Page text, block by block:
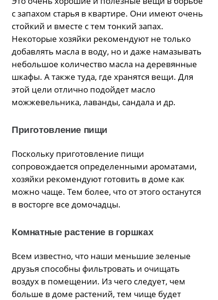
с запахом старья в квартире. Они имеют очень
стойкий и вместе с тем тонкий запах.
Некоторые хозяйки рекомендуют не только
добавлять масла в воду, но и даже намазывать
небольшое количество масла на деревянные
шкафы. А также туда, где хранятся вещи. Для
этой цели отлично подойдет масло
можжевельника, лаванды, сандала и др.
Приготовление пищи
Поскольку приготовление пищи
сопровождается определенными ароматами,
хозяйки рекомендуют готовить в доме как
можно чаще. Тем более, что от этого останутся
в восторге все домочадцы.
Комнатные растение в горшках
Всем известно, что наши меньшие зеленые
друзья способны фильтровать и очищать
воздух в помещении. Из чего следует, чем
больше в доме растений, тем чище будет